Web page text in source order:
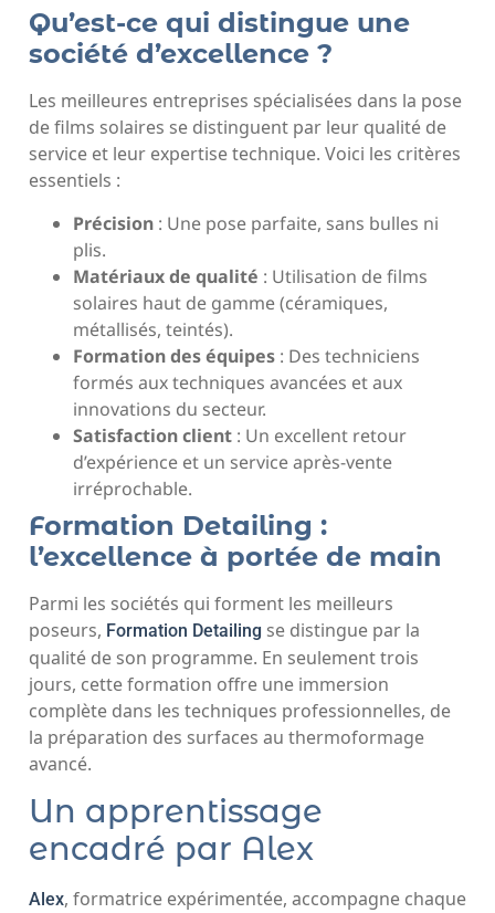
Qu’est-ce qui distingue une
société d’excellence ?
Les meilleures entreprises spécialisées dans la pose
de films solaires se distinguent par leur qualité de
service et leur expertise technique. Voici les critères
essentiels :
Précision : Une pose parfaite, sans bulles ni
plis.
Matériaux de qualité : Utilisation de films
solaires haut de gamme (céramiques,
métallisés, teintés).
Formation des équipes : Des techniciens
formés aux techniques avancées et aux
innovations du secteur.
Satisfaction client : Un excellent retour
d’expérience et un service après-vente
irréprochable.
Formation Detailing :
l’excellence à portée de main
Parmi les sociétés qui forment les meilleurs
poseurs, Formation Detailing se distingue par la
qualité de son programme. En seulement trois
jours, cette formation offre une immersion
complète dans les techniques professionnelles, de
la préparation des surfaces au thermoformage
avancé.
Un apprentissage
encadré par Alex
Alex, formatrice expérimentée, accompagne chaque